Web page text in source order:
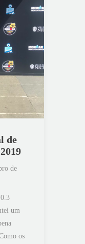
de
de
um
os